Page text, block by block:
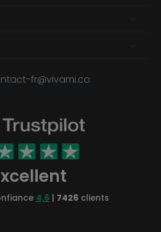
fr@vivami.co
4,6| 7426clients